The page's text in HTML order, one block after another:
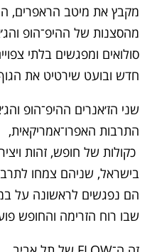
מקבץ את מיטב הראפרים,
מהסצנות של ההיפ־הופ
סולואים ומפגשים בלתי
חדש ובועט שירטיט את
שני הז׳אנרים ההיפ־הופ
התרבות האפרו־אמריקאית,
כקולות של חופש, זהות
בישראל, שניהם צמחו
הם נפגשים לראשונה על
שבו רוח הזרימה והחופש